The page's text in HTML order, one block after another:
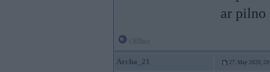
ar pilno
Archa_21 27. May 2020,